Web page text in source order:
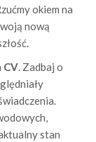
okiem na
nową
CV. Zadbaj o
stan